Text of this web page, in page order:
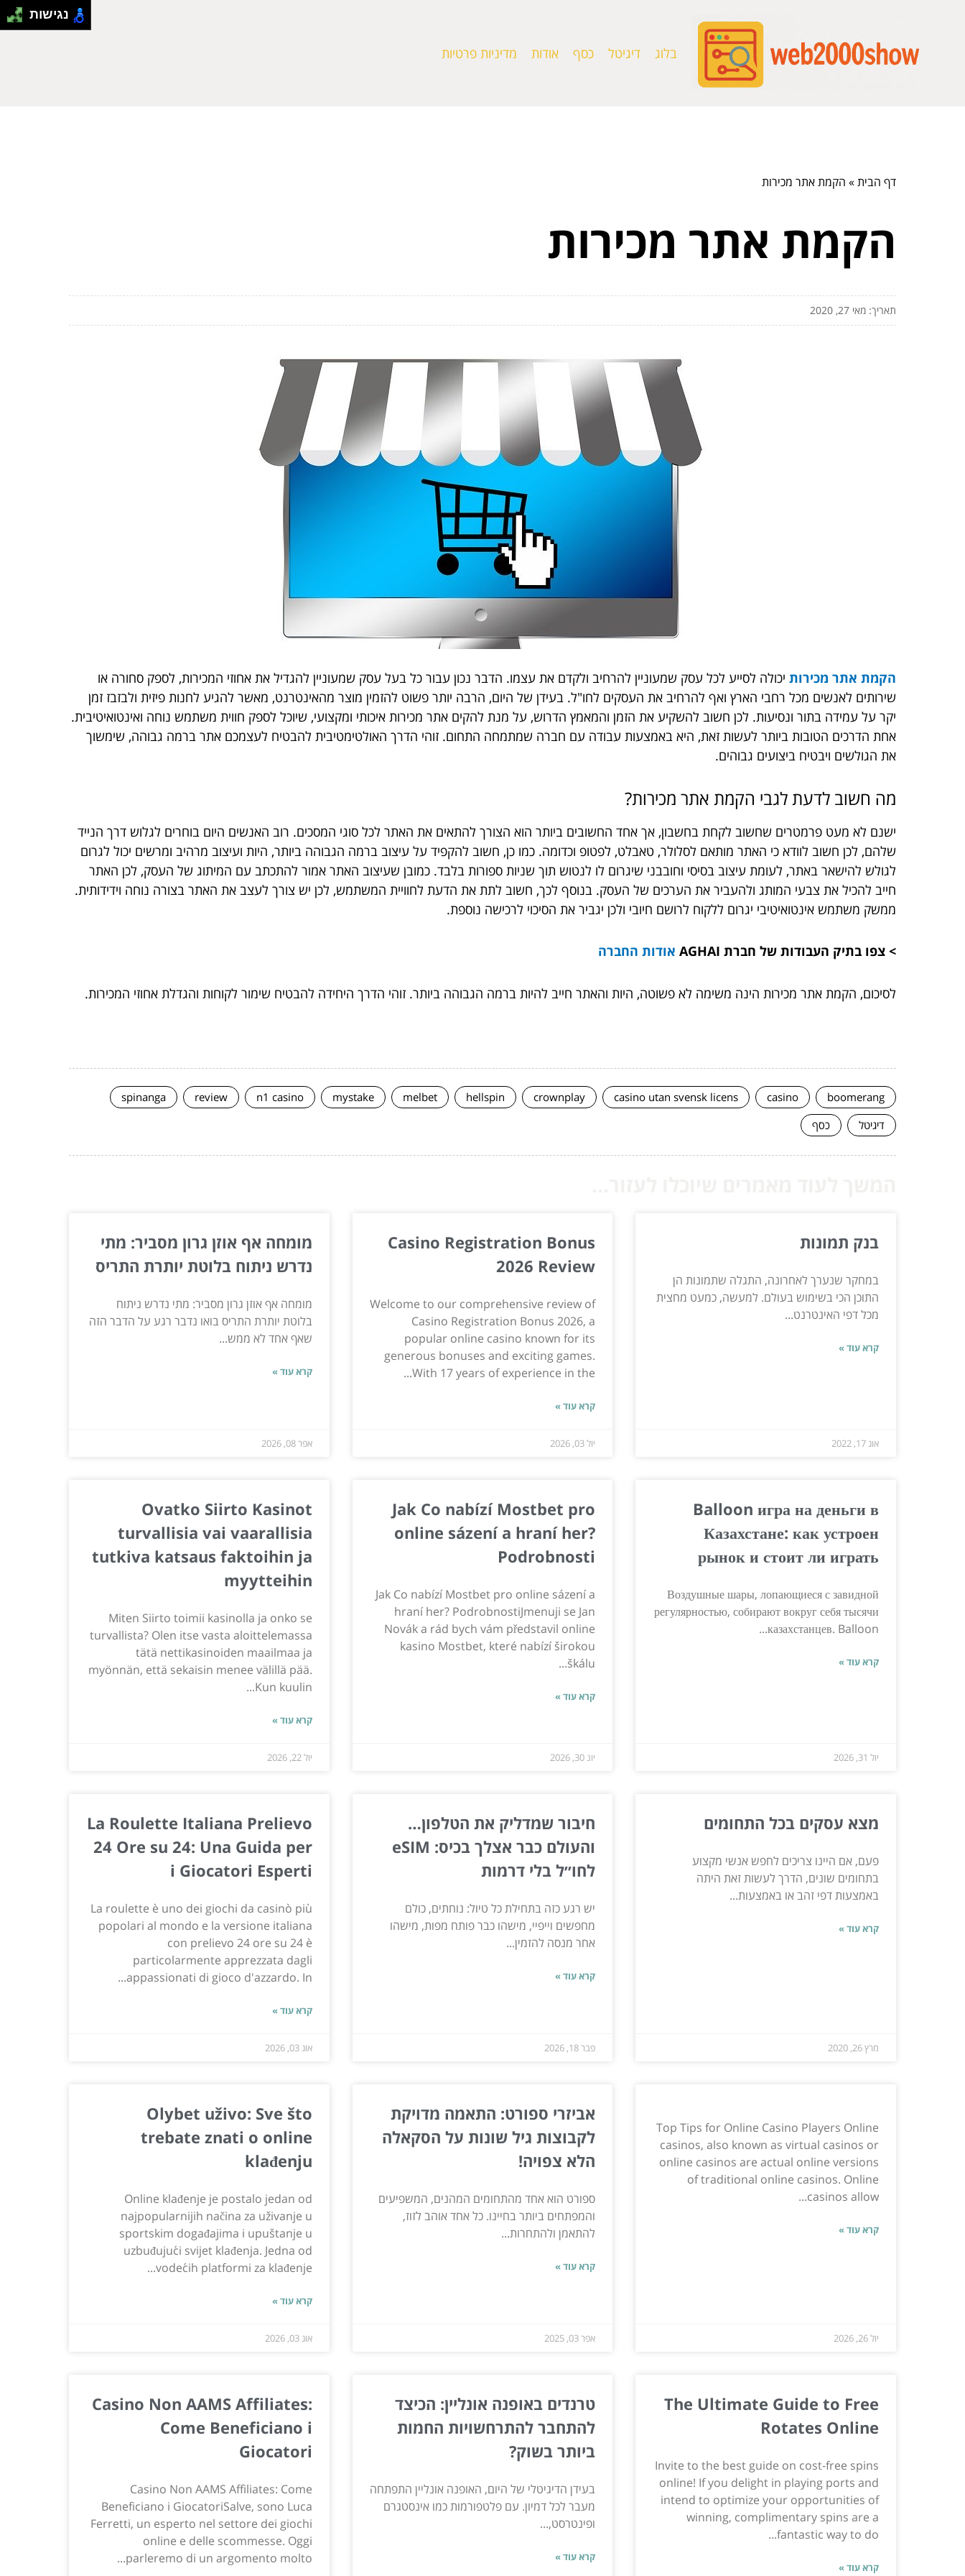
בלוג דיגיטל כסף אודות מדיניות פרטיות
דף הבית» הקמת אתר מכירות
הקמת אתר מכירות
תאריך: מאי 27, 2020
הקמת אתר מכירות יכולה לסייע לכל עסק שמעוניין להרחיב ולקדם את עצמו. הדבר נכון עבור כל בעל עסק שמעוניין להגדיל את אחוזי המכירות, לספק סחורה או
שירותים לאנשים מכל רחבי הארץ ואף להרחיב את העסקים לחו"ל. בעידן של היום, הרבה יותר פשוט להזמין מוצר מהאינטרנט, מאשר להגיע לחנות פיזית ולבזבז זמן
יקר על עמידה בתור ונסיעות. לכן חשוב להשקיע את הזמן והמאמץ הדרוש, על מנת להקים אתר מכירות איכותי ומקצועי, שיוכל לספק חווית משתמש נוחה ואינטואיטיבית.
אחת הדרכים הטובות ביותר לעשות זאת, היא באמצעות עבודה עם חברה שמתמחה התחום. זוהי הדרך האולטימטיבית להבטיח לעצמכם אתר ברמה גבוהה, שימשוך
את הגולשים ויבטיח ביצועים גבוהים.
מה חשוב לדעת לגבי הקמת אתר מכירות?
ישנם לא מעט פרמטרים שחשוב לקחת בחשבון, אך אחד החשובים ביותר הוא הצורך להתאים את האתר לכל סוגי המסכים. רוב האנשים היום בוחרים לגלוש דרך הנייד
שלהם, לכן חשוב לוודא כי האתר מותאם לסלולר, טאבלט, לפטופ וכדומה. כמו כן, חשוב להקפיד על עיצוב ברמה הגבוהה ביותר, היות ועיצוב מרהיב ומרשים יכול לגרום
לגולש להישאר באתר, לעומת עיצוב בסיסי וחובבני שיגרום לו לנטוש תוך שניות ספורות בלבד. כמובן שעיצוב האתר אמור להתכתב עם המיתוג של העסק, לכן האתר
חייב להכיל את צבעי המותג ולהעביר את הערכים של העסק. בנוסף לכך, חשוב לתת את הדעת לחוויית המשתמש, לכן יש צורך לעצב את האתר בצורה נוחה וידידותית.
ממשק משתמש אינטואיטיבי יגרום ללקוח לרושם חיובי ולכן יגביר את הסיכוי לרכישה נוספת.
> צפו בתיק העבודות של חברת AGHAI אודות החברה
לסיכום, הקמת אתר מכירות הינה משימה לא פשוטה, היות והאתר חייב להיות ברמה הגבוהה ביותר. זוהי הדרך היחידה להבטיח שימור לקוחות והגדלת אחוזי המכירות.
boomerang
casino
casino utan svensk licens
crownplay
hellspin
melbet
mystake
n1 casino
review
spinanga
דיגיטל
כסף
בנק תמונות
במחקר שנערך לאחרונה, התגלה שתמונות הן
התוכן הכי בשימוש בעולם. למעשה, כמעט מחצית
מכל דפי האינטרנט...
קרא עוד »
אוג 17, 2022
Casino Registration Bonus
2026 Review
Welcome to our comprehensive review of
Casino Registration Bonus 2026, a
popular online casino known for its
generous bonuses and exciting games.
With 17 years of experience in the...
קרא עוד »
יול 03, 2026
מומחה אף אוזן גרון מסביר: מתי
נדרש ניתוח בלוטת יותרת התריס
מומחה אף אוזן גרון מסביר: מתי נדרש ניתוח
בלוטת יותרת התריס בואו נדבר רגע על הדבר הזה
שאף אחד לא ממש...
קרא עוד »
אפר 08, 2026
Balloon игра на деньги в
Казахстане: как устроен
рынок и стоит ли играть
Воздушные шары, лопающиеся с завидной
регулярностью, собирают вокруг себя тысячи
казахстанцев. Balloon...
קרא עוד »
יול 31, 2026
Jak Co nabízí Mostbet pro
online sázení a hraní her?
Podrobnosti
Jak Co nabízí Mostbet pro online sázení a
hraní her? PodrobnostiJmenuji se Jan
Novák a rád bych vám představil online
kasino Mostbet, které nabízí širokou
škálu...
קרא עוד »
יונ 30, 2026
Ovatko Siirto Kasinot
turvallisia vai vaarallisia
tutkiva katsaus faktoihin ja
myytteihin
Miten Siirto toimii kasinolla ja onko se
turvallista? Olen itse vasta aloittelemassa
tätä nettikasinoiden maailmaa ja
myönnän, että sekaisin menee välillä pää.
Kun kuulin...
קרא עוד »
יול 22, 2026
מצא עסקים בכל התחומים
פעם, אם היינו צריכים לחפש אנשי מקצוע
בתחומים שונים, הדרך לעשות זאת היתה
באמצעות דפי זהב או באמצעות...
קרא עוד »
מרץ 26, 2020
חיבור שמדליק את הטלפון…
והעולם כבר אצלך בכיס: eSIM
לחו״ל בלי דרמות
יש רגע כזה בתחילת כל טיול: נוחתים, כולם
מחפשים וייפיי, מישהו כבר פותח מפות, מישהו
אחר מנסה להזמין...
קרא עוד »
פבר 18, 2026
La Roulette Italiana Prelievo
24 Ore su 24: Una Guida per
i Giocatori Esperti
La roulette è uno dei giochi da casinò più
popolari al mondo e la versione italiana
con prelievo 24 ore su 24 è
particolarmente apprezzata dagli
appassionati di gioco d'azzardo. In...
קרא עוד »
אוג 03, 2026
Top Tips for Online Casino Players Online
casinos, also known as virtual casinos or
online casinos are actual online versions
of traditional online casinos. Online
casinos allow...
קרא עוד »
יול 26, 2026
אביזרי ספורט: התאמה מדויקת
לקבוצות גיל שונות על הסקאלה
הלא צפויה!
ספורט הוא אחד מהתחומים המהנים, המשפיעים
והמפתחים ביותר בחיינו. כל אחד אוהב לזוז,
להתאמן ולהתחרות...
קרא עוד »
אפר 03, 2025
Olybet uživo: Sve što
trebate znati o online
klađenju
Online klađenje je postalo jedan od
najpopularnijih načina za uživanje u
sportskim događajima i upuštanje u
uzbuđujući svijet klađenja. Jedna od
vodećih platformi za klađenje...
קרא עוד »
אוג 03, 2026
The Ultimate Guide to Free
Rotates Online
Invite to the best guide on cost-free spins
online! If you delight in playing ports and
intend to optimize your opportunities of
winning, complimentary spins are a
fantastic way to do...
קרא עוד »
טרנדים באופנה אונליין: הכיצד
להתחבר להתרחשויות החמות
ביותר בשוק?
בעידן הדיגיטלי של היום, האופנה אונליין התפתחה
מעבר לכל דמיון. עם פלטפורמות כמו אינסטגרם
ופינטרסט,...
קרא עוד »
Casino Non AAMS Affiliates:
Come Beneficiano i
Giocatori
Casino Non AAMS Affiliates: Come
Beneficiano i GiocatoriSalve, sono Luca
Ferretti, un esperto nel settore dei giochi
online e delle scommesse. Oggi
parleremo di un argomento molto...
נגישות